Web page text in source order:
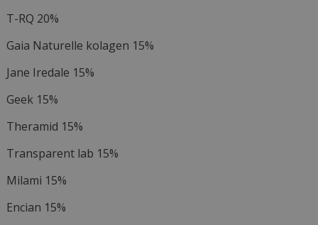
T-RQ 20%
Gaia Naturelle kolagen 15%
Jane Iredale 15%
Geek 15%
Theramid 15%
Transparent lab 15%
Milami 15%
Encian 15%